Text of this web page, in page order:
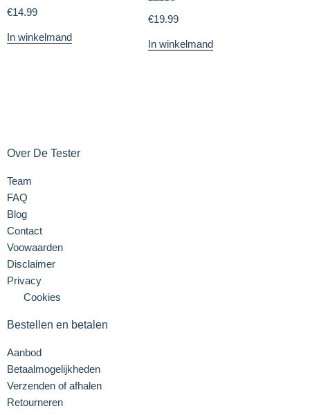
Gewaardeerd
5.00uit 5
€14.99
In winkelmand
Gewaardeerd
5.00uit 5
€19.99
In winkelmand
Over De Tester
Team
FAQ
Blog
Contact
Voowaarden
Disclaimer
Privacy
Cookies
Bestellen en betalen
Aanbod
Betaalmogelijkheden
Verzenden of afhalen
Retourneren